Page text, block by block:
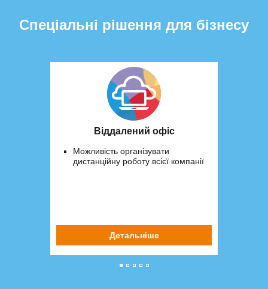
Спеціальні рішення для бізнесу
Віддалений офіс
Можливість організувати
дистанційну роботу всієї компанії
Детальніше